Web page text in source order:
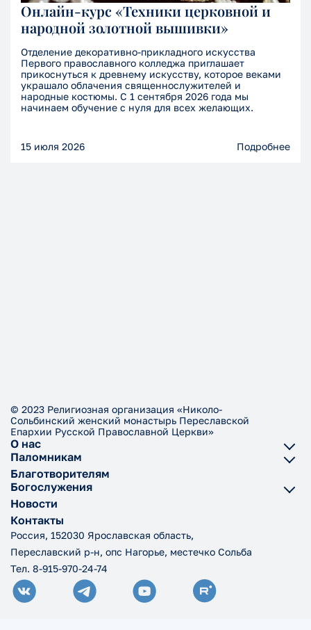
Онлайн-курс «Техники церковной и
народной золотной вышивки»
Отделение декоративно-прикладного искусства
Первого православного колледжа приглашает
прикоснуться к древнему искусству, которое веками
украшало облачения священнослужителей и
народные костюмы. С 1 сентября 2026 года мы
начинаем обучение с нуля для всех желающих.
15 июля 2026 Подробнее
© 2023 Религиозная организация «Николо-
Сольбинский женский монастырь Переславской
Епархии Русской Православной Церкви»
О нас
Паломникам
Благотворителям
Богослужения
Новости
Контакты
Россия, 152030 Ярославская область,
Переславский р-н, опс Нагорье, местечко Сольба
Тел. 8-915-970-24-74